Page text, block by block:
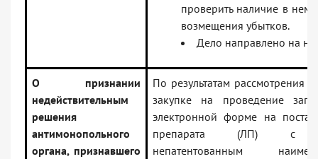
проверить наличие в нем
возмещения убытков.
Дело направлено на
О признании
недействительным
решения
антимонопольного
органа, признавшего
По результатам рассмотрения
закупке на проведение
электронной форме на
препарата (ЛП) с
непатентованным